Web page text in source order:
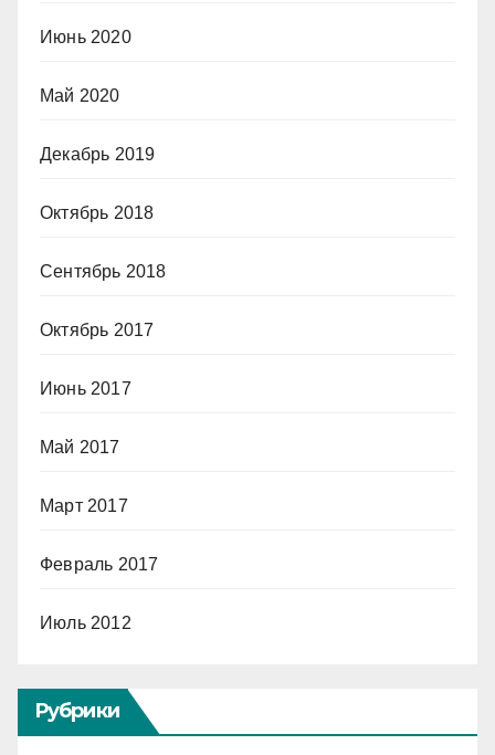
Июнь 2020
Май 2020
Декабрь 2019
Октябрь 2018
Сентябрь 2018
Октябрь 2017
Июнь 2017
Май 2017
Март 2017
Февраль 2017
Июль 2012
Рубрики